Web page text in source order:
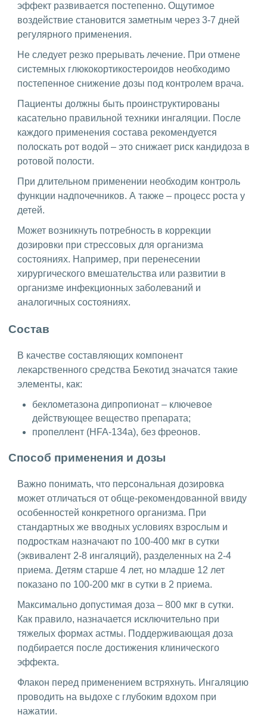
эффект развивается постепенно. Ощутимое
воздействие становится заметным через 3-7 дней
регулярного применения.
Не следует резко прерывать лечение. При отмене
системных глюкокортикостероидов необходимо
постепенное снижение дозы под контролем врача.
Пациенты должны быть проинструктированы
касательно правильной техники ингаляции. После
каждого применения состава рекомендуется
полоскать рот водой – это снижает риск кандидоза в
ротовой полости.
При длительном применении необходим контроль
функции надпочечников. А также – процесс роста у
детей.
Может возникнуть потребность в коррекции
дозировки при стрессовых для организма
состояниях. Например, при перенесении
хирургического вмешательства или развитии в
организме инфекционных заболеваний и
аналогичных состояниях.
Состав
В качестве составляющих компонент
лекарственного средства Бекотид значатся такие
элементы, как:
беклометазона дипропионат – ключевое
действующее вещество препарата;
пропеллент (HFA-134a), без фреонов.
Способ применения и дозы
Важно понимать, что персональная дозировка
может отличаться от обще-рекомендованной ввиду
особенностей конкретного организма. При
стандартных же вводных условиях взрослым и
подросткам назначают по 100-400 мкг в сутки
(эквивалент 2-8 ингаляций), разделенных на 2-4
приема. Детям старше 4 лет, но младше 12 лет
показано по 100-200 мкг в сутки в 2 приема.
Максимально допустимая доза – 800 мкг в сутки.
Как правило, назначается исключительно при
тяжелых формах астмы. Поддерживающая доза
подбирается после достижения клинического
эффекта.
Флакон перед применением встряхнуть. Ингаляцию
проводить на выдохе с глубоким вдохом при
нажатии.